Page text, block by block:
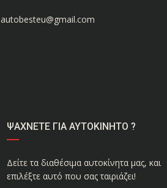
autobesteu@gmail.com
ΨΑΧΝΕΤΕ ΓΙΑ ΑΥΤΟΚΙΝΗΤΟ ?
Δείτε τα διαθέσιμα αυτοκίνητα μας, και
επιλέξτε αυτό που σας ταιριάζει!